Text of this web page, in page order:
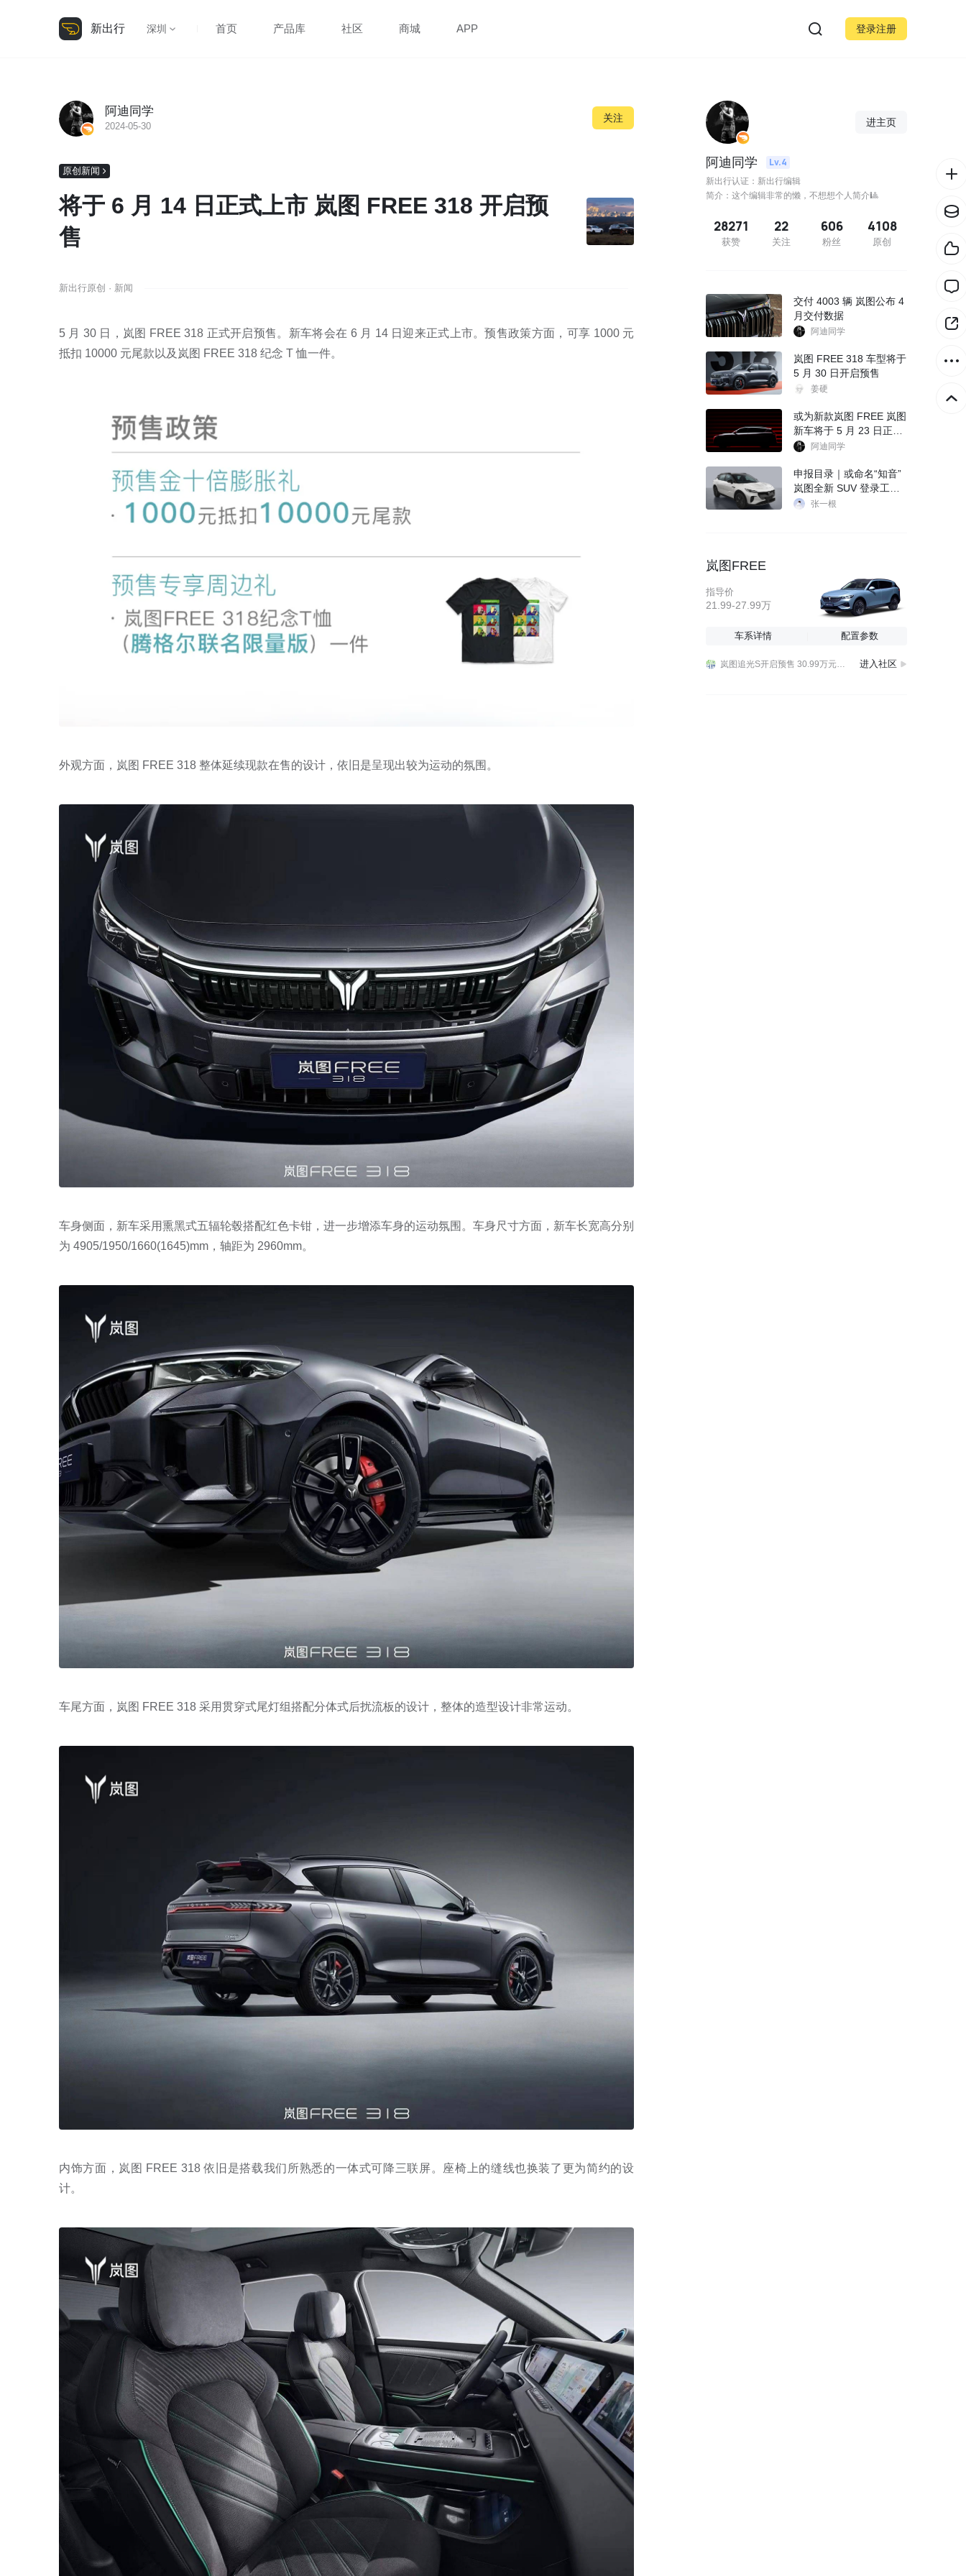
新出行 深圳 首页 产品库 社区 商城 APP 登录注册
阿迪同学
2024-05-30
关注
原创新闻
将于 6 月 14 日正式上市 岚图 FREE 318 开启预
售
新出行原创 · 新闻
5 月 30 日，岚图 FREE 318 正式开启预售。新车将会在 6 月 14 日迎来正式上市。预售政策方面，可享 1000 元
抵扣 10000 元尾款以及岚图 FREE 318 纪念 T 恤一件。
外观方面，岚图 FREE 318 整体延续现款在售的设计，依旧是呈现出较为运动的氛围。
车身侧面，新车采用熏黑式五辐轮毂搭配红色卡钳，进一步增添车身的运动氛围。车身尺寸方面，新车长宽高分别
为 4905/1950/1660(1645)mm，轴距为 2960mm。
车尾方面，岚图 FREE 318 采用贯穿式尾灯组搭配分体式后扰流板的设计，整体的造型设计非常运动。
内饰方面，岚图 FREE 318 依旧是搭载我们所熟悉的一体式可降三联屏。座椅上的缝线也换装了更为简约的设
计。
进主页
阿迪同学 Lv.4
新出行认证：新出行编辑
简介：这个编辑非常的懒，不想想个人简介🎱
28271
获赞
22
关注
606
粉丝
4108
原创
交付 4003 辆 岚图公布 4
月交付数据
阿迪同学
岚图 FREE 318 车型将于
5 月 30 日开启预售
姜硬
或为新款岚图 FREE 岚图
新车将于 5 月 23 日正式
亮相阿迪同学
申报目录｜或命名“知音”
岚图全新 SUV 登录工信
部目录张一根
岚图FREE
指导价
21.99-27.99万
车系详情 配置参数
进入社区